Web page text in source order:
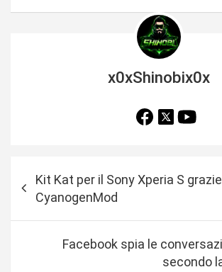
x0xShinobix0x
Kit Kat per il Sony Xperia S
CyanogenMod
Facebook spia le
secondo